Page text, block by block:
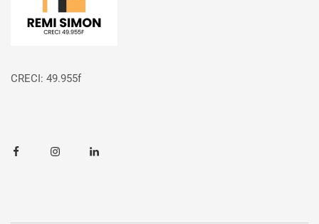
CRECI: 49.955f
FacebookInstagramLinkedin